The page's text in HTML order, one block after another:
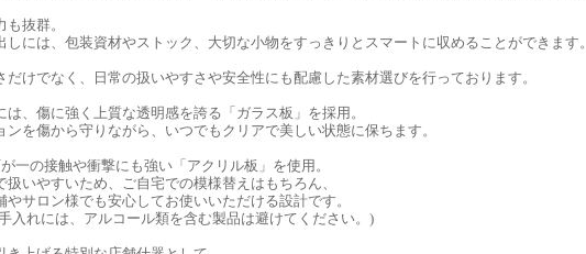
抜群。
しには、包装資材やストック、大切な小物をすっきりとスマートに収めることができます。
だけでなく、日常の扱いやすさや安全性にも配慮した素材選びを行っております。
は、傷に強く上質な透明感を誇る「ガラス板」を採用。
ンを傷から守りながら、いつでもクリアで美しい状態に保ちます。
一の接触や衝撃にも強い「アクリル板」を使用。
扱いやすいため、ご自宅での模様替えはもちろん、
やサロン様でも安心してお使いいただける設計です。
入れには、アルコール類を含む製品は避けてください。)